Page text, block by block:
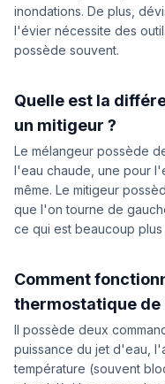
inondations. De plus,
l'évier nécessite des
possède souvent.
Quelle est la
un mitigeur ?
Le mélangeur possède
l'eau chaude, une pour
même. Le mitigeur
que l'on tourne de
ce qui est beaucoup
Comment
thermostatique de
Il possède deux
puissance du jet d'eau,
température (souvent